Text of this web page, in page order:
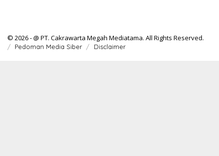
© 2026 - @ PT. Cakrawarta Megah Mediatama. All Rights Reserved.
Pedoman Media Siber Disclaimer